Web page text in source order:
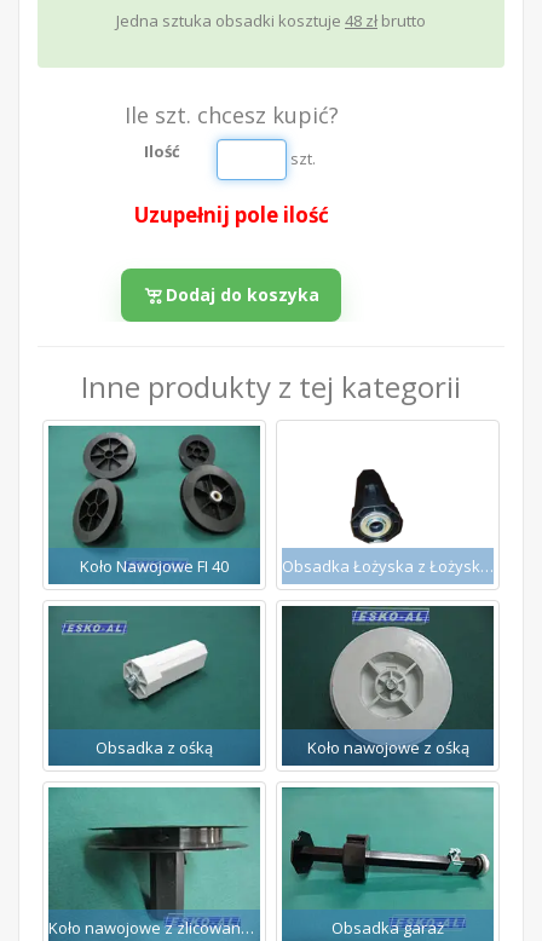
Jedna sztuka obsadki kosztuje 48 zł brutto
Ile szt. chcesz kupić?
Ilość szt.
Uzupełnij pole ilość
Dodaj do koszyka
Inne produkty z tej kategorii
Koło Nawojowe FI 40 Obsadka Łożyska z Łożyskiem
Obsadka z ośką Koło nawojowe z ośką
Koło nawojowe z zlicowaną ośką Obsadka garaż